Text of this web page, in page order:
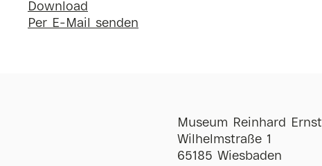
Download
Per E-Mail senden
Museum Reinhard Ernst
Wilhelmstraße 1
65185 Wiesbaden